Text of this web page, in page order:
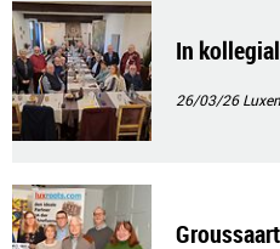
In
26/03/26